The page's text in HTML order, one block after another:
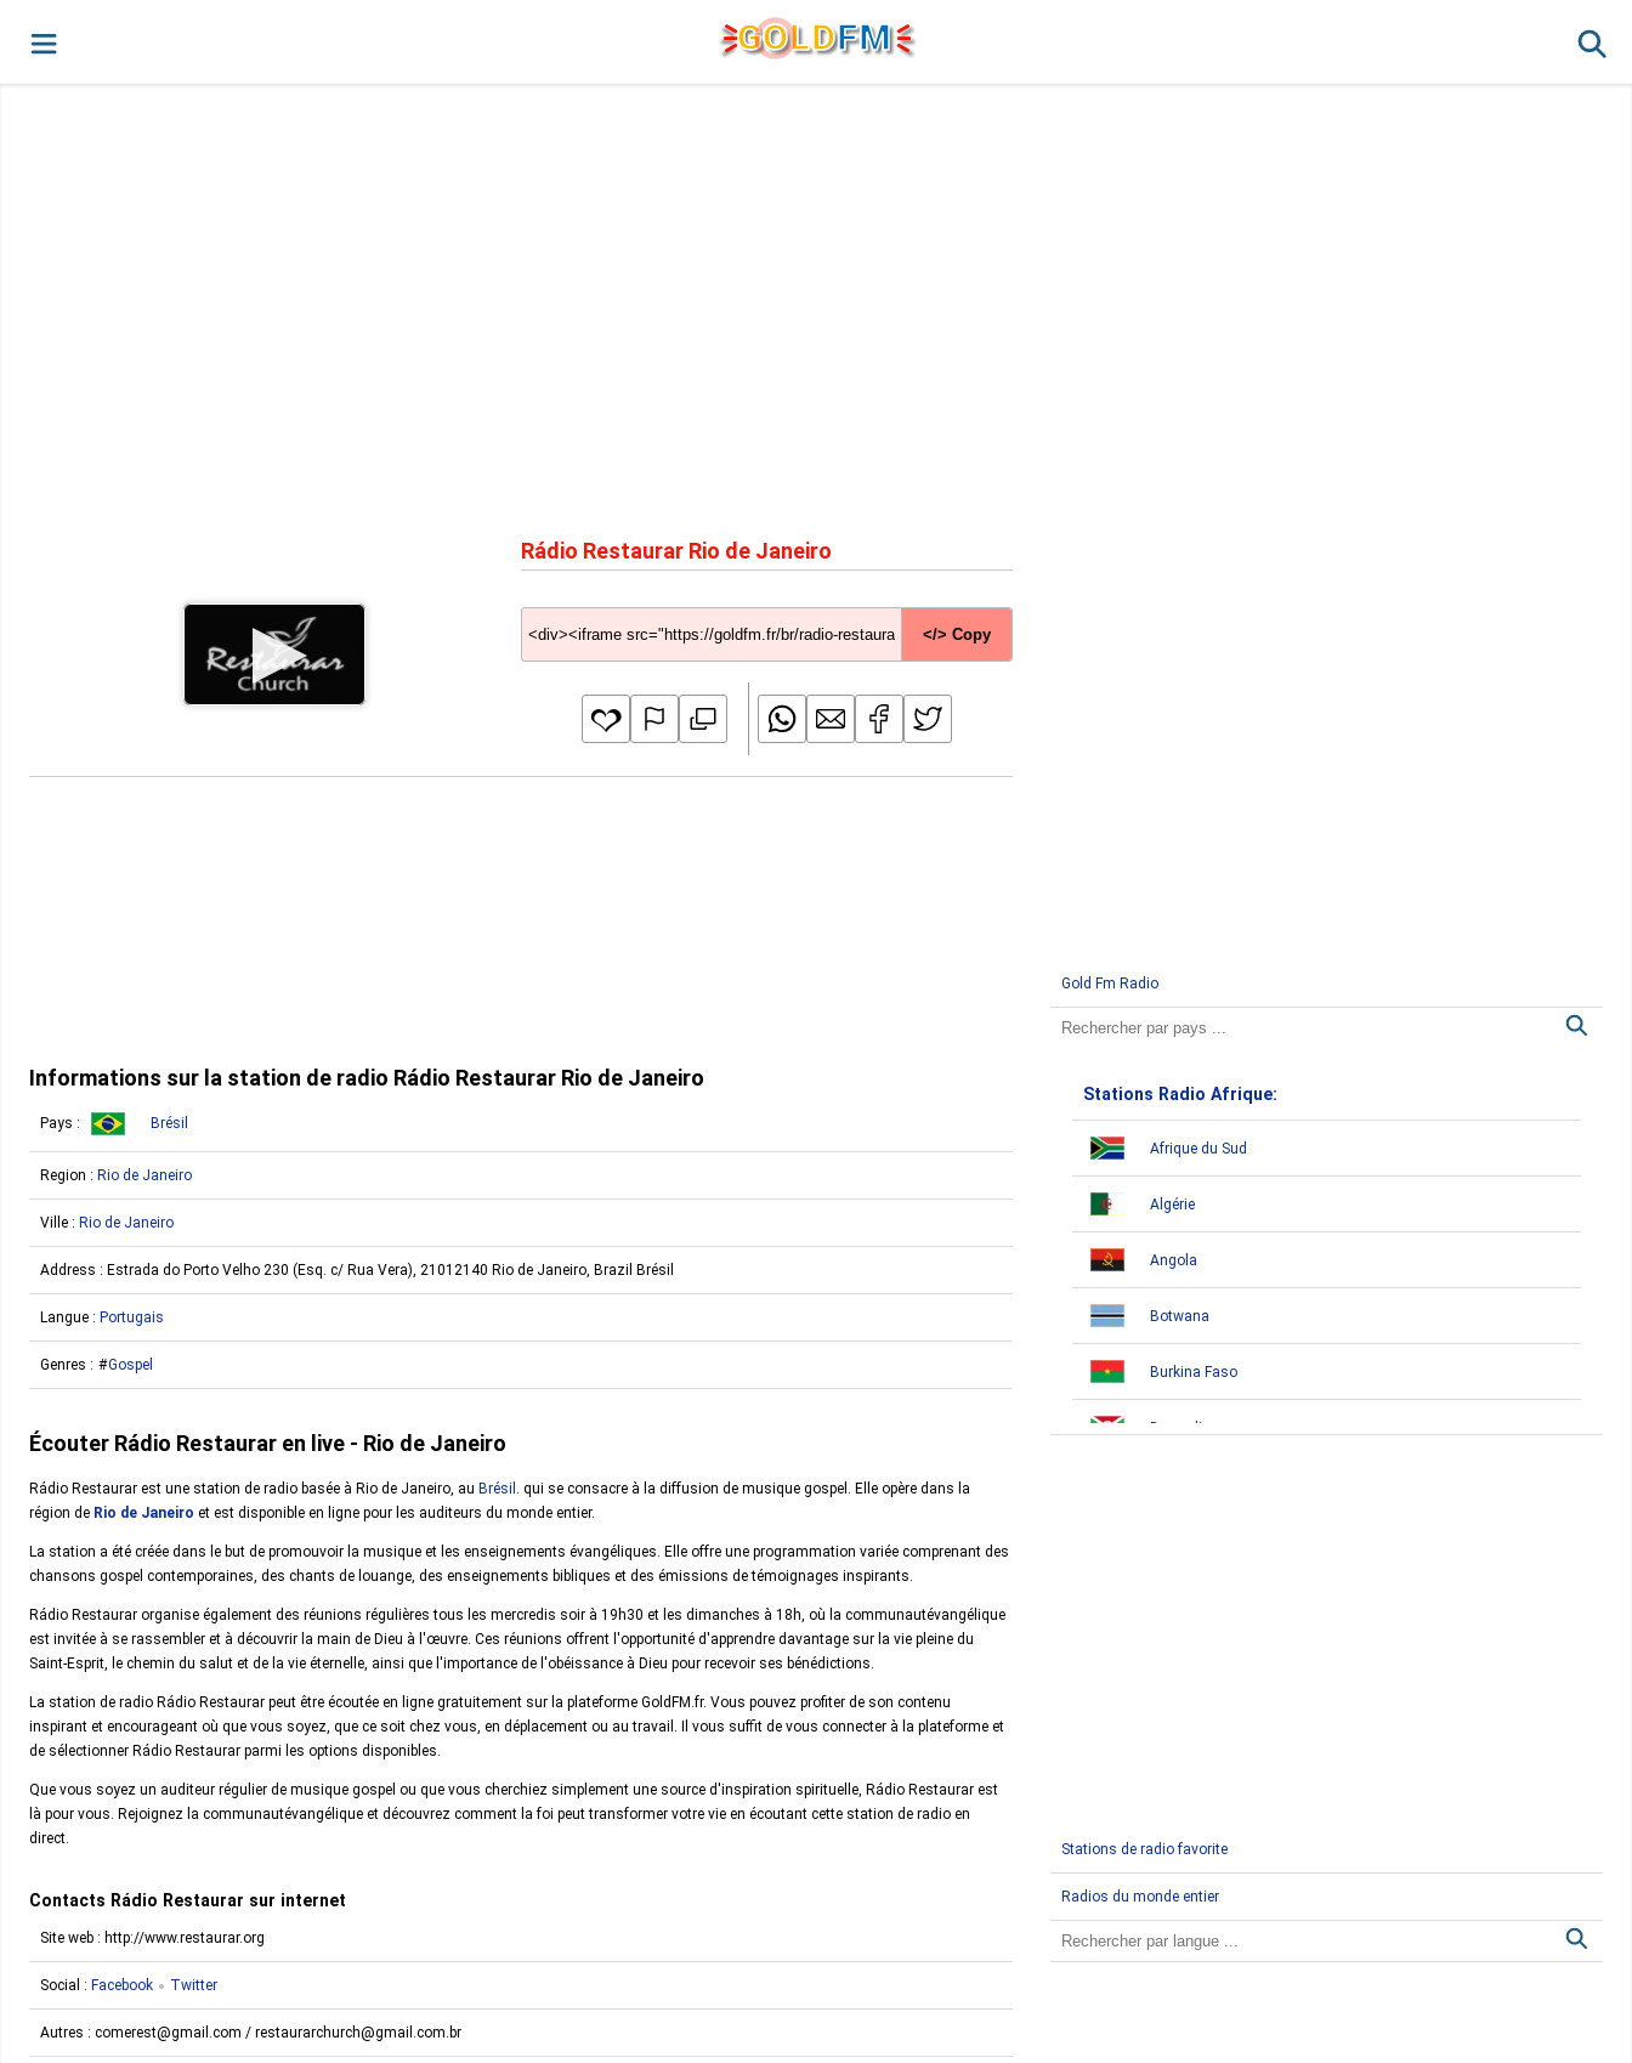
GOLDFM
Rádio Restaurar Rio de Janeiro
</> Copy
Informations sur la station de radio Rádio Restaurar Rio de Janeiro
Pays : Brésil
Region : Rio de Janeiro
Ville : Rio de Janeiro
Address : Estrada do Porto Velho 230 (Esq. c/ Rua Vera), 21012140 Rio de Janeiro, Brazil Brésil
Langue : Portugais
Genres : Gospel
Écouter Rádio Restaurar en live - Rio de Janeiro
Rádio Restaurar est une station de radio basée à Rio de Janeiro, au Brésil . qui se consacre à la diffusion de musique gospel. Elle opère dans la
région de Rio de Janeiro et est disponible en ligne pour les auditeurs du monde entier.
La station a été créée dans le but de promouvoir la musique et les enseignements évangéliques. Elle offre une programmation variée comprenant des
chansons gospel contemporaines, des chants de louange, des enseignements bibliques et des émissions de témoignages inspirants.
Rádio Restaurar organise également des réunions régulières tous les mercredis soir à 19h30 et les dimanches à 18h, où la communautévangélique
est invitée à se rassembler et à découvrir la main de Dieu à l'œuvre. Ces réunions offrent l'opportunité d'apprendre davantage sur la vie pleine du
Saint-Esprit, le chemin du salut et de la vie éternelle, ainsi que l'importance de l'obéissance à Dieu pour recevoir ses bénédictions.
La station de radio Rádio Restaurar peut être écoutée en ligne gratuitement sur la plateforme GoldFM.fr. Vous pouvez profiter de son contenu
inspirant et encourageant où que vous soyez, que ce soit chez vous, en déplacement ou au travail. Il vous suffit de vous connecter à la plateforme et
de sélectionner Rádio Restaurar parmi les options disponibles.
Que vous soyez un auditeur régulier de musique gospel ou que vous cherchiez simplement une source d'inspiration spirituelle, Rádio Restaurar est
là pour vous. Rejoignez la communautévangélique et découvrez comment la foi peut transformer votre vie en écoutant cette station de radio en
direct.
Contacts Rádio Restaurar sur internet
Site web : http://www.restaurar.org
Social : Facebook Twitter
Autres : comerest@gmail.com / restaurarchurch@gmail.com.br
Gold Fm Radio
Stations Radio Afrique:
Afrique du Sud
Algérie
Angola
Botwana
Burkina Faso
Burundi
Egypte
Stations de radio favorite
Radios du monde entier